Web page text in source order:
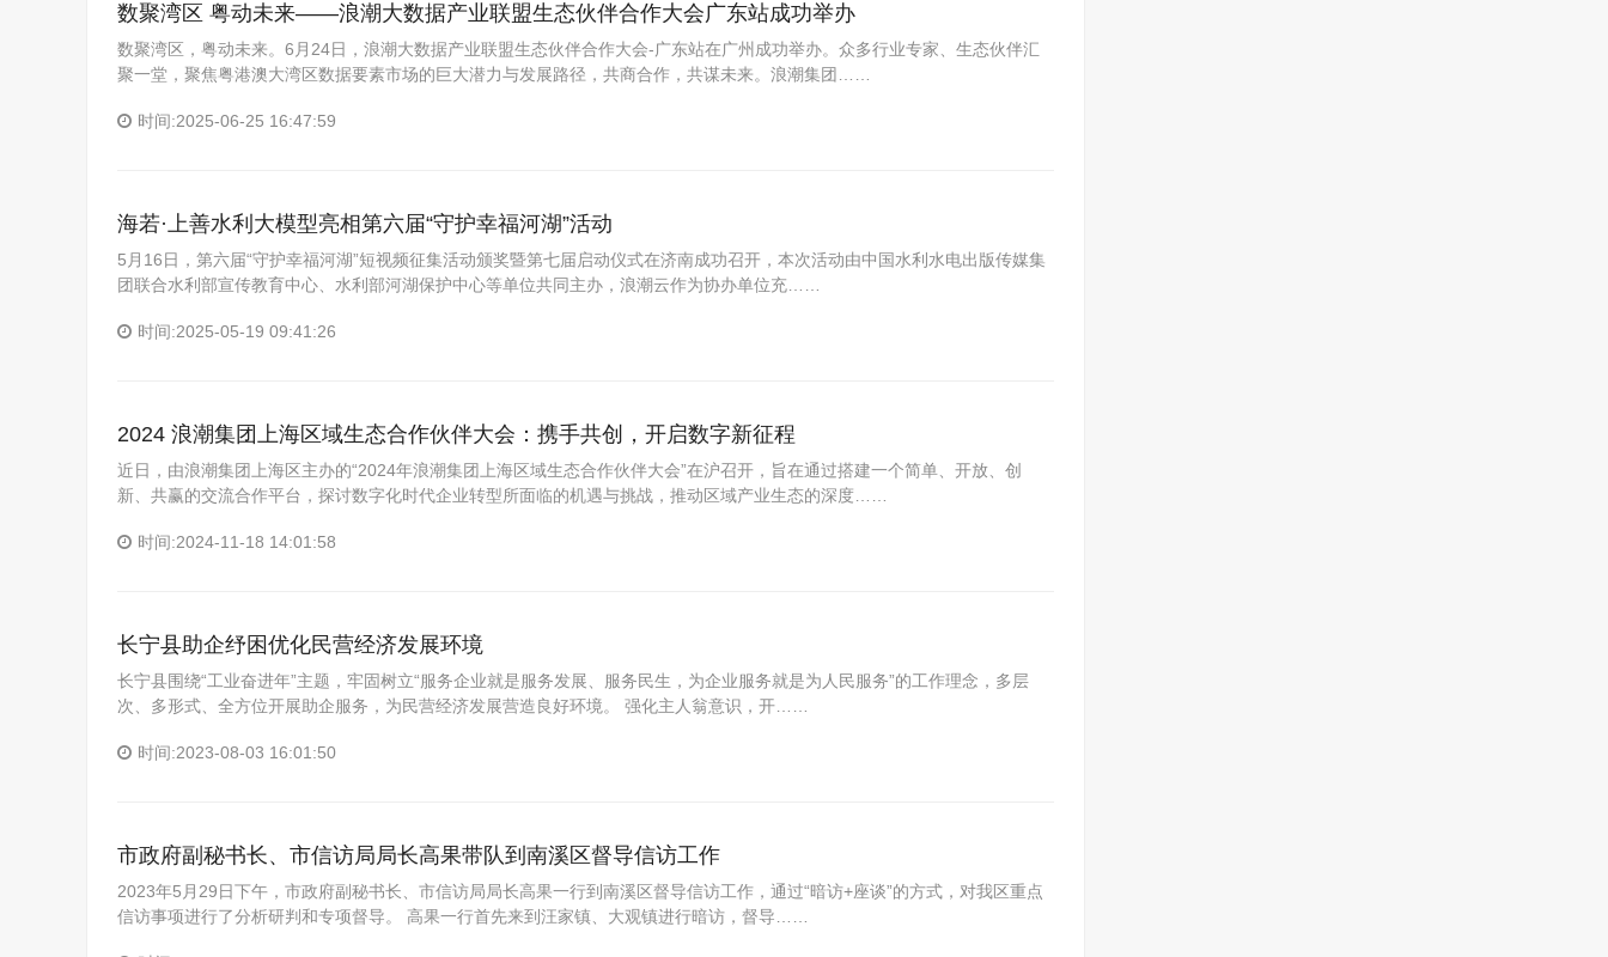
数聚湾区 粤动未来——浪潮大数据产业联盟生态伙伴合作大会广东站成功举办
数聚湾区，粤动未来。6月24日，浪潮大数据产业联盟生态伙伴合作大会-广东站在广州成功举办。众多行业专家、生态伙伴汇
聚一堂，聚焦粤港澳大湾区数据要素市场的巨大潜力与发展路径，共商合作，共谋未来。浪潮集团……
时间:2025-06-25 16:47:59
海若·上善水利大模型亮相第六届“守护幸福河湖”活动
5月16日，第六届“守护幸福河湖”短视频征集活动颁奖暨第七届启动仪式在济南成功召开，本次活动由中国水利水电出版传媒集
团联合水利部宣传教育中心、水利部河湖保护中心等单位共同主办，浪潮云作为协办单位充……
时间:2025-05-19 09:41:26
2024 浪潮集团上海区域生态合作伙伴大会：携手共创，开启数字新征程
近日，由浪潮集团上海区主办的“2024年浪潮集团上海区域生态合作伙伴大会”在沪召开，旨在通过搭建一个简单、开放、创
新、共赢的交流合作平台，探讨数字化时代企业转型所面临的机遇与挑战，推动区域产业生态的深度……
时间:2024-11-18 14:01:58
长宁县助企纾困优化民营经济发展环境
长宁县围绕“工业奋进年”主题，牢固树立“服务企业就是服务发展、服务民生，为企业服务就是为人民服务”的工作理念，多层
次、多形式、全方位开展助企服务，为民营经济发展营造良好环境。 强化主人翁意识，开……
时间:2023-08-03 16:01:50
市政府副秘书长、市信访局局长高果带队到南溪区督导信访工作
2023年5月29日下午，市政府副秘书长、市信访局局长高果一行到南溪区督导信访工作，通过“暗访+座谈”的方式，对我区重点
信访事项进行了分析研判和专项督导。 高果一行首先来到汪家镇、大观镇进行暗访，督导……